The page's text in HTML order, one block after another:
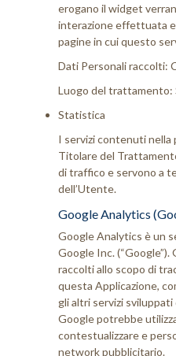
erogano il widget
interazione effettuata
pagine in cui questo
Dati Personali raccolti:
Luogo del trattamento:
Statistica
I servizi contenuti
Titolare del
di traffico e servono a
dell’Utente.
Google Analytics
Google Analytics è un
Google Inc.
raccolti allo scopo di
questa Applicazione,
gli altri servizi sviluppati
Google potrebbe
contestualizzare e
network pubblicitario.